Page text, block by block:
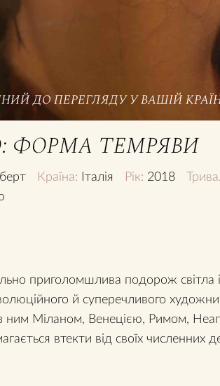
ДО ПЕРЕГЛЯДУ У ВАШІЙ
ФОРМА ТЕМРЯВИ
Країна: Італія Рік: 2018
приголомшлива подорож світла
й суперечливого
ним Міланом, Венецією, Римом,
втекти від своїх численних